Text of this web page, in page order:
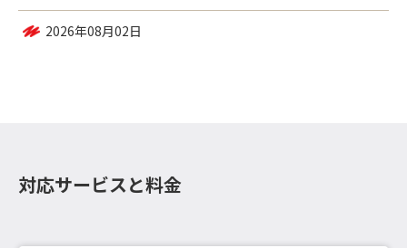
2026年08月02日
対応サービスと料金